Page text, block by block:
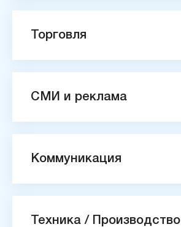
Торговля
СМИ и реклама
Коммуникация
Техника / Производство